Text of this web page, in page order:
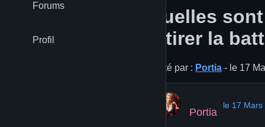
Forums
Profil
Quelles
retirer la
Posté par : Portia - le 17
Portia
le 17 Mars